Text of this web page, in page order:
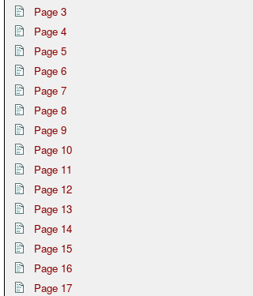
Page 3
Page 4
Page 5
Page 6
Page 7
Page 8
Page 9
Page 10
Page 11
Page 12
Page 13
Page 14
Page 15
Page 16
Page 17